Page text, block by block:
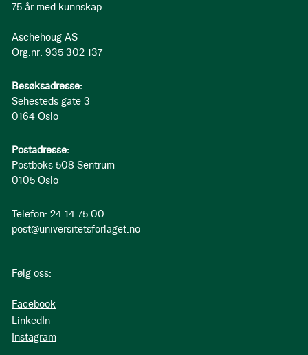
75 år med kunnskap
Aschehoug AS
Org.nr: 935 302 137
Besøksadresse:
Sehesteds gate 3
0164 Oslo
Postadresse:
Postboks 508 Sentrum
0105 Oslo
Telefon: 24 14 75 00
post@universitetsforlaget.no
Følg oss:
Facebook
LinkedIn
Instagram